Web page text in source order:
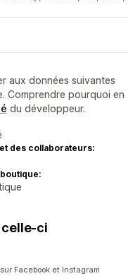
aux données suivantes
Comprendre pourquoi en
du développeur.
des collaborateurs:
celle-ci
Facebook et Instagram